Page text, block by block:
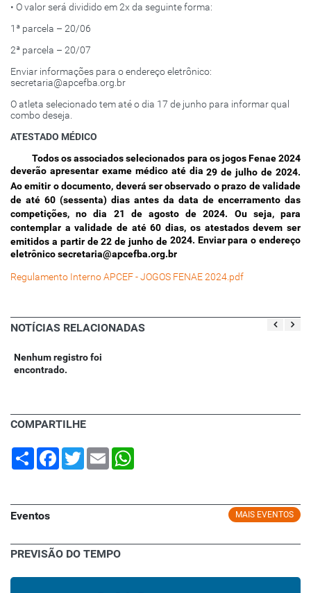
• O valor será dividido em 2x da seguinte forma:
1ª parcela – 20/06
2ª parcela – 20/07
Enviar informações para o endereço eletrônico:
secretaria@apcefba.org.br
O atleta selecionado tem até o dia 17 de junho para informar qual
combo deseja.
ATESTADO MÉDICO
Todos os associados selecionados para os jogos Fenae 2024
deverão apresentar exame médico até dia29 de julho de 2024.
Ao emitir o documento, deverá ser observado o prazo de validade
de até 60 (sessenta) dias antes da data de encerramento das
competições, no dia 21 de agosto de 2024. Ou seja, para
contemplar a validade de até 60 dias, os atestados devem ser
emitidos a partir de 22 de junho de 2024. Enviar para o endereço
eletrônico secretaria@apcefba.org.br
Regulamento Interno APCEF - JOGOS FENAE 2024.pdf
NOTÍCIAS RELACIONADAS
Nenhum registro foi
encontrado.
COMPARTILHE
Share Facebook
TwitterEmail
MAIS EVENTOS
Eventos
PREVISÃO DO TEMPO